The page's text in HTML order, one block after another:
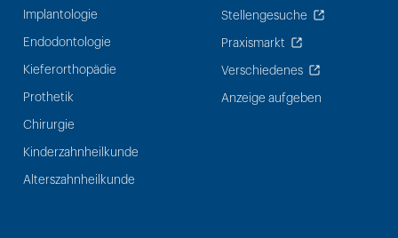
Implantologie
Endodontologie
Kieferorthopädie
Prothetik
Chirurgie
Kinderzahnheilkunde
Alterszahnheilkunde
Stellengesuche
Praxismarkt
Verschiedenes
Anzeige aufgeben